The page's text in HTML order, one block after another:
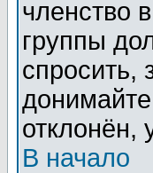
членство
группы
спросить,
отклонён,
В начало